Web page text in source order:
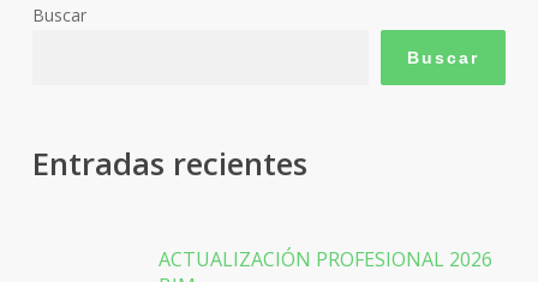
Buscar
Buscar
Entradas recientes
ACTUALIZACIÓN PROFESIONAL 2026